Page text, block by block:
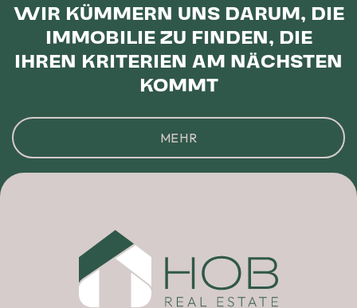
WIR KÜMMERN UNS DARUM, DIE
IMMOBILIE ZU FINDEN, DIE
IHREN KRITERIEN AM NÄCHSTEN
KOMMT
MEHR